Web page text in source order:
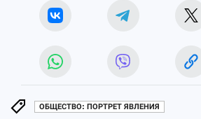
ОБЩЕСТВО: ПОРТРЕТ ЯВЛЕНИЯ